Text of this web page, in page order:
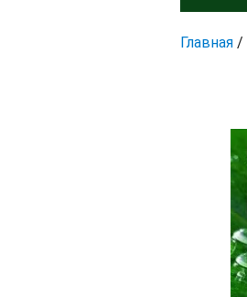
Главная /